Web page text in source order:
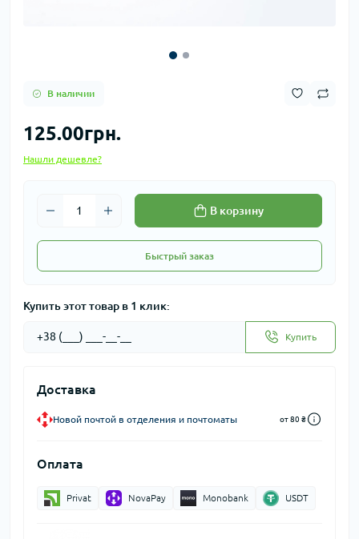
В наличии
125.00грн.
Нашли дешевле?
В корзину
Быстрый заказ
Купить этот товар в 1 клик:
Купить
Доставка
Новой почтой в отделения и почтоматы от 80 ₴
Оплата
Privat NovaPay Monobank USDT